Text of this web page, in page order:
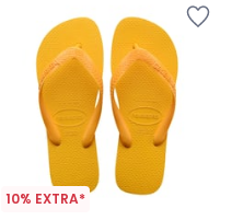
10% EXTRA*